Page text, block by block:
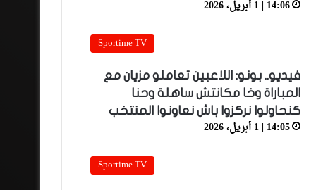
14:06 | 1 أبريل، 2026
Sportime TV
فيديو.. بونو: اللاعبين تعاملو مزيان مع
المباراة وخا مكانتش ساهلة وحنا
كنحاولوا نركزوا باش نعاونوا المنتخب
14:05 | 1 أبريل، 2026
Sportime TV